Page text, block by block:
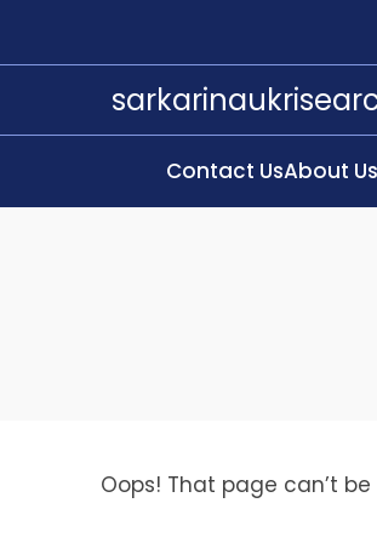
Contact UsAbout Us
Oops! That page can’t